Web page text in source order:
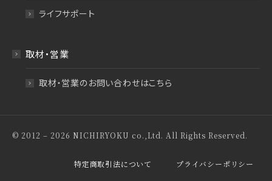
ライフサポート
取材・営業
取材・営業のお問い合わせはこちら
© 2012 – 2026 NICHIRYOKU co.,Ltd. All Rights Reserved.
特定商取引法について プライバシーポリシー